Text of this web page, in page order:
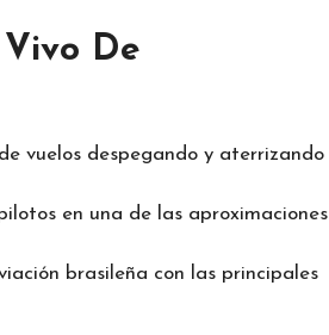
De
vuelos despegando y aterrizando
en una de las aproximaciones
brasileña con las principales